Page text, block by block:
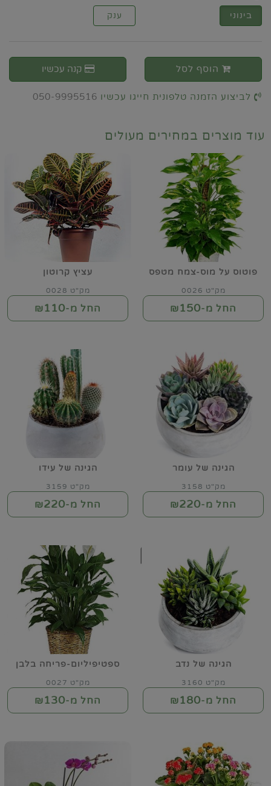
בינוני ענק
הוסף לסל קנה עכשיו
לביצוע הזמנה טלפונית חייגו עכשיו 050-9995516
עוד מוצרים במחירים מעולים
פוטוס על מוס-צמח מטפס
מק"ט 0026
החל מ-₪150
עציץ קרוטון
מק"ט 0028
החל מ-₪110
הגינה של עומר
מק"ט 3158
החל מ-₪220
הגינה של עידו
מק"ט 3159
החל מ-₪220
הגינה של נדב
מק"ט 3160
החל מ-₪180
ספטיפיליום-פריחה בלבן
מק"ט 0027
החל מ-₪130